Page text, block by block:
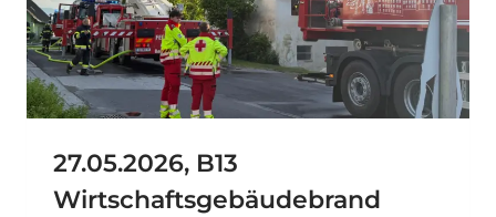
0
7
U
N
W
T
T
E
27.05.2026, B13
Wirtschaftsgebäudebrand